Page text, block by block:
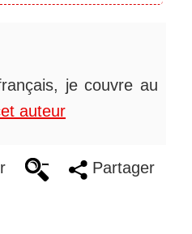
je couvre au
auteur
Partager